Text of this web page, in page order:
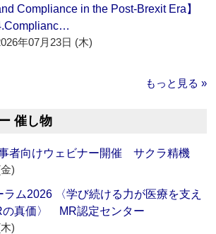
Compliance in the Post-Brexit Era】
年07月23日 (木)
もっと見る »
催し物
者向けウェビナー開催 サクラ精機
)
ム2026 〈学び続ける力が医療を支え
真価〉 MR認定センター
)